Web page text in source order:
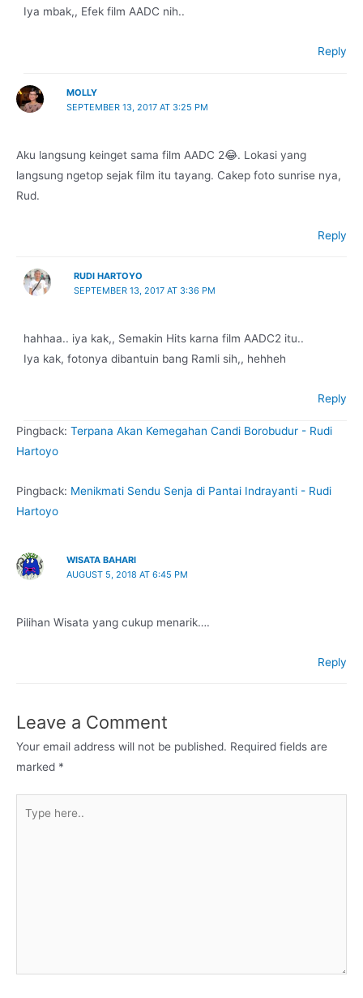
Iya mbak,, Efek film AADC nih..
Reply
MOLLY
SEPTEMBER 13, 2017 AT 3:25 PM
Aku langsung keinget sama film AADC 2😂. Lokasi yang
langsung ngetop sejak film itu tayang. Cakep foto sunrise nya,
Rud.
Reply
RUDI HARTOYO
SEPTEMBER 13, 2017 AT 3:36 PM
hahhaa.. iya kak,, Semakin Hits karna film AADC2 itu..
Iya kak, fotonya dibantuin bang Ramli sih,, hehheh
Reply
Pingback: Terpana Akan Kemegahan Candi Borobudur - Rudi
Hartoyo
Pingback: Menikmati Sendu Senja di Pantai Indrayanti - Rudi
Hartoyo
WISATA BAHARI
AUGUST 5, 2018 AT 6:45 PM
Pilihan Wisata yang cukup menarik….
Reply
Leave a Comment
Your email address will not be published. Required fields are
marked *
here..